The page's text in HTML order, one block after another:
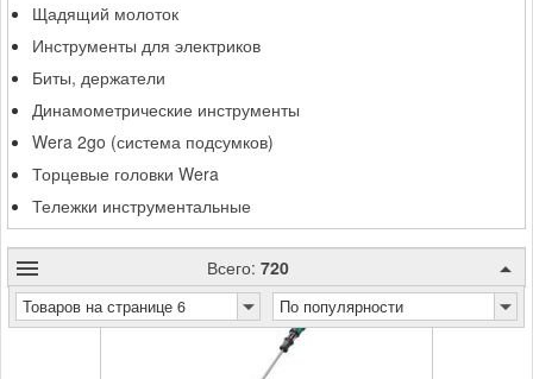
Щадящий молоток
Инструменты для электриков
Биты, держатели
Динамометрические инструменты
Wera 2go (система подсумков)
Торцевые головки Wera
Тележки инструментальные
Всего: 720
Товаров на странице 6 По популярности